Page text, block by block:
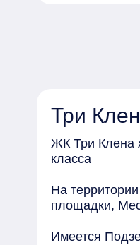
Три
ЖК Три Клена
класса
На
площадки,
Имеется